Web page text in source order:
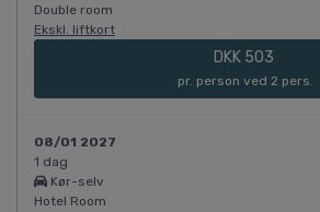
Double room
Ekskl. liftkort
DKK 503
pr. person ved 2 pers.
08/01 2027
1 dag
Kør-selv
Hotel Room